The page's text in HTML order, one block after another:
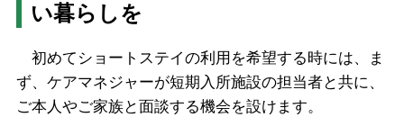
い暮らしを
初めてショートステイの利用を希望する時には、ま
ず、ケアマネジャーが短期入所施設の担当者と共に、
ご本人やご家族と面談する機会を設けます。